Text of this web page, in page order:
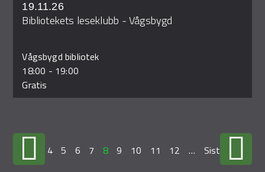
19.11.26
Bibliotekets leseklubb - Vågsbygd
Vågsbygd bibliotek
18:00 - 19:00
Gratis
4 5 6 7 8 9 10 11 12 … Siste »